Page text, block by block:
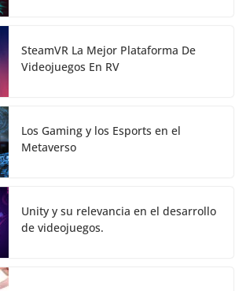
SteamVR La Mejor Plataforma De
Videojuegos En RV
Los Gaming y los Esports en el
Metaverso
Unity y su relevancia en el desarrollo
de videojuegos.